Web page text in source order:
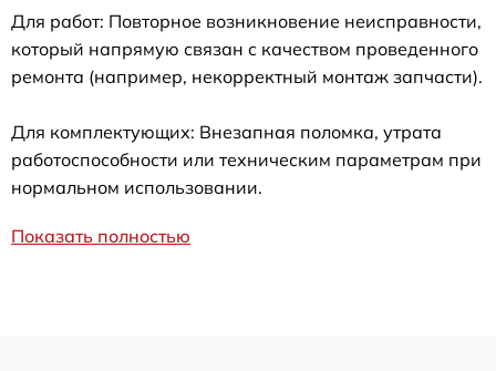
Для работ: Повторное возникновение неисправности,
который напрямую связан с качеством проведенного
ремонта (например, некорректный монтаж запчасти).
Для комплектующих: Внезапная поломка, утрата
работоспособности или техническим параметрам при
нормальном использовании.
Показать полностью